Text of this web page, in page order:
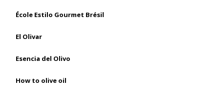
École Estilo Gourmet Brésil
El Olivar
Esencia del Olivo
How to olive oil